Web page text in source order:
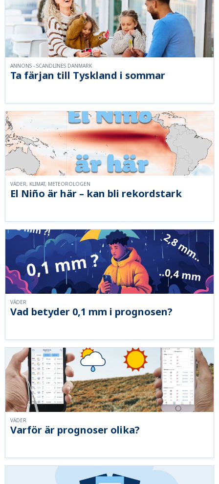
Ta färjan till Tyskland i sommar
ANNONS - SCANDLINES DANMARK
El Niño är här – kan bli rekordstark
VÄDER, KLIMAT, METEOROLOGEN
Vad betyder 0,1 mm i prognosen?
VÄDER
Varför är prognoser olika?
VÄDER